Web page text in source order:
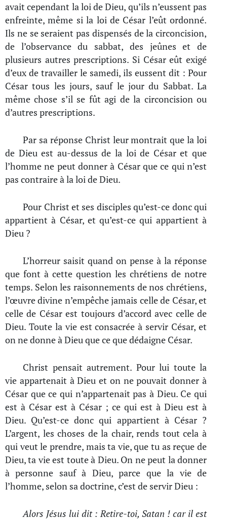
avait cependant la loi de Dieu, qu’ils n’eussent pas
enfreinte, même si la loi de César l’eût ordonné.
Ils ne se seraient pas dispensés de la circoncision,
de l’observance du sabbat, des jeûnes et de
plusieurs autres prescriptions. Si César eût exigé
d’eux de travailler le samedi, ils eussent dit : Pour
César tous les jours, sauf le jour du Sabbat. La
même chose s’il se fût agi de la circoncision ou
d’autres prescriptions.
Par sa réponse Christ leur montrait que la loi
de Dieu est au-dessus de la loi de César et que
l’homme ne peut donner à César que ce qui n’est
pas contraire à la loi de Dieu.
Pour Christ et ses disciples qu’est-ce donc qui
appartient à César, et qu’est-ce qui appartient à
Dieu ?
L’horreur saisit quand on pense à la réponse
que font à cette question les chrétiens de notre
temps. Selon les raisonnements de nos chrétiens,
l’œuvre divine n’empêche jamais celle de César, et
celle de César est toujours d’accord avec celle de
Dieu. Toute la vie est consacrée à servir César, et
on ne donne à Dieu que ce que dédaigne César.
Christ pensait autrement. Pour lui toute la
vie appartenait à Dieu et on ne pouvait donner à
César que ce qui n’appartenait pas à Dieu. Ce qui
est à César est à César ; ce qui est à Dieu est à
Dieu. Qu’est-ce donc qui appartient à César ?
L’argent, les choses de la chair, rends tout cela à
qui veut le prendre, mais ta vie, que tu as reçue de
Dieu, ta vie est toute à Dieu. On ne peut la donner
à personne sauf à Dieu, parce que la vie de
l’homme, selon sa doctrine, c’est de servir Dieu :
Alors Jésus lui dit : Retire-toi, Satan ! car il est